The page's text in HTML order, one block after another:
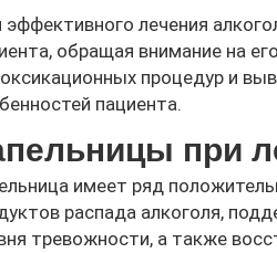
эффективного лечения
обращая внимание на
процедур и
пациента.
при
имеет ряд
распада алкоголя,
тревожности, а также